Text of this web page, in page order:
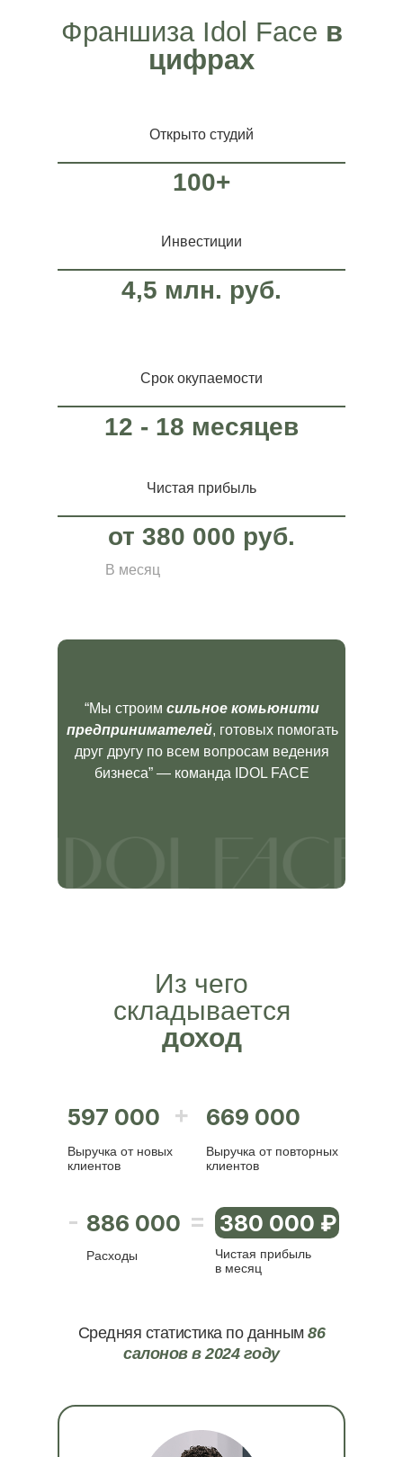
Франшиза Idol Face в
цифрах
Открыто студий
100+
12 - 18 месяцев
Срок окупаемости
Чистая прибыль
В месяц
от 380 000 руб.
4,5 млн. руб.
Инвестиции
“Мы строим сильное комьюнити
предпринимателей, готовых помогать
друг другу по всем вопросам ведения
бизнеса” — команда IDOL FACE
Из чего
складывается
доход
Выручка от новых
клиентов
Средняя статистика по данным86
салонов в 2024 году
Выручка от повторных
клиентов
597 000 + 669 000
886 000
Расходы
- =
Чистая прибыль
в месяц
380 000 ₽